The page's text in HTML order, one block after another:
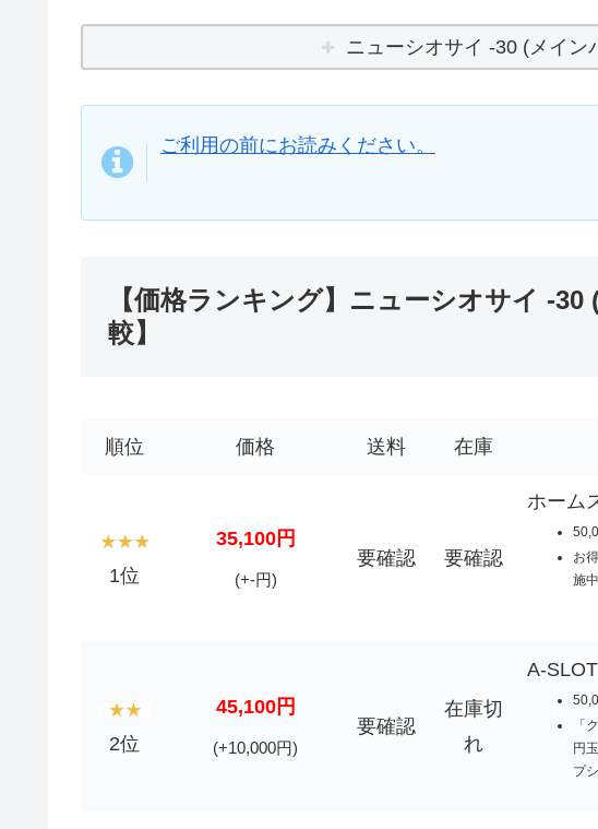
ニューシオサイ -30 (メイン
ご利用の前にお読みください。
【価格ランキング】ニューシオサイ -
較】
順位 価格 送料 在庫
1位
35,100円
(+-円)
要確認 要確認
ホーム
お
施中
2位
45,100円
(+10,000円)
要確認
在庫切
れ
A-SLOT
「
円
プ